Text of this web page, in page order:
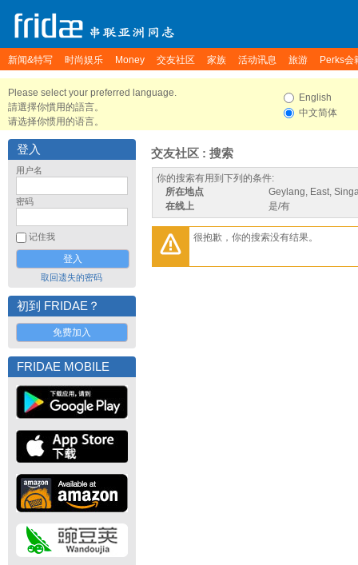
新闻&特写 时尚娱乐 Money 交友社区 家族 活动讯息 旅游 Perks会
Please select your preferred language.
請選擇你慣用的語言。
请选择你惯用的语言。
English
中文简体
登入
用户名
密码
记住我
取回遗失的密码
初到 FRIDAE？
免费加入
FRIDAE MOBILE
交友社区 : 搜索
你的搜索有用到下列的条件:
所在地点
Geylang, East,
在线上
是/有
很抱歉，你的搜索没有结果。